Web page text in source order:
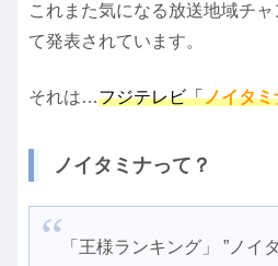
これまた気になる放送地域チ
て発表されています。
それは…フジテレビ「ノイタミ
ノイタミナって？
「王様ランキング」 ”ノイ